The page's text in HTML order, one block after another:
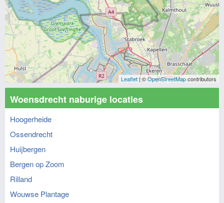
Leaflet| ©OpenStreetMapcontributors
Woensdrecht naburige locaties
Hoogerheide
Ossendrecht
Huijbergen
Bergen op Zoom
Rilland
Wouwse Plantage